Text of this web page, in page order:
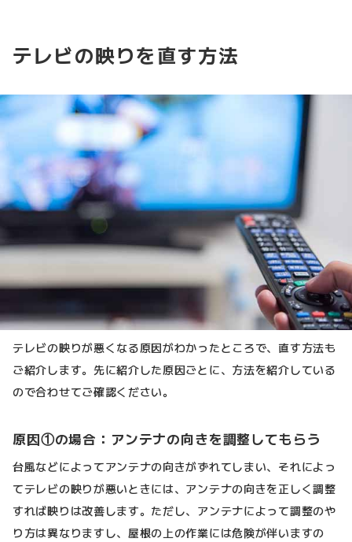
テレビの映りを直す方法
テレビの映りが悪くなる原因がわかったところで、直す方法も
ご紹介します。先に紹介した原因ごとに、方法を紹介している
ので合わせてご確認ください。
原因①の場合：アンテナの向きを調整してもらう
台風などによってアンテナの向きがずれてしまい、それによっ
てテレビの映りが悪いときには、アンテナの向きを正しく調整
すれば映りは改善します。ただし、アンテナによって調整のや
り方は異なりますし、屋根の上の作業には危険が伴いますの